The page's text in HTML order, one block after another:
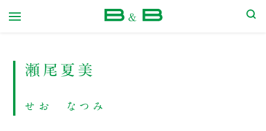
瀬尾夏美
せお なつみ